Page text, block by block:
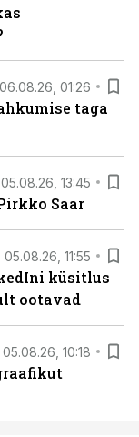
06.08.26, 01:26
taga
05.08.26, 13:45
Saar
05.08.26, 11:55
küsitlus
ootavad
05.08.26, 10:18